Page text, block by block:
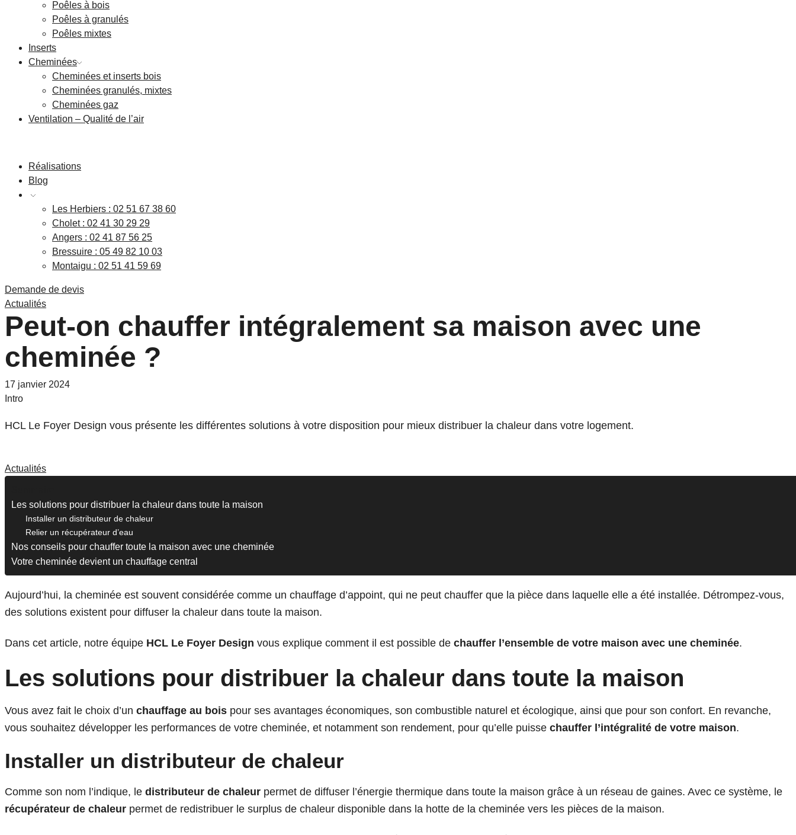
Poêles à bois
Poêles à granulés
Poêles mixtes
Inserts
Cheminées
Cheminées et inserts bois
Cheminées granulés, mixtes
Cheminées gaz
Ventilation – Qualité de l’air
Réalisations
Blog
Les Herbiers : 02 51 67 38 60
Cholet : 02 41 30 29 29
Angers : 02 41 87 56 25
Bressuire : 05 49 82 10 03
Montaigu : 02 51 41 59 69
Demande de devis
Actualités
Peut-on chauffer intégralement sa maison avec une
cheminée ?
17 janvier 2024
Intro
HCL Le Foyer Design vous présente les différentes solutions à votre disposition pour mieux distribuer la chaleur dans votre logement.
Actualités
Les solutions pour distribuer la chaleur dans toute la maison
Installer un distributeur de chaleur
Relier un récupérateur d’eau
Nos conseils pour chauffer toute la maison avec une cheminée
Votre cheminée devient un chauffage central
Aujourd’hui, la cheminée est souvent considérée comme un chauffage d’appoint, qui ne peut chauffer que la pièce dans laquelle elle a été installée. Détrompez-vous,
des solutions existent pour diffuser la chaleur dans toute la maison.
Dans cet article, notre équipe HCL Le Foyer Design vous explique comment il est possible de chauffer l’ensemble de votre maison avec une cheminée.
Les solutions pour distribuer la chaleur dans toute la maison
Vous avez fait le choix d’un chauffage au bois pour ses avantages économiques, son combustible naturel et écologique, ainsi que pour son confort. En revanche,
vous souhaitez développer les performances de votre cheminée, et notamment son rendement, pour qu’elle puisse chauffer l’intégralité de votre maison.
Installer un distributeur de chaleur
Comme son nom l’indique, le distributeur de chaleur permet de diffuser l’énergie thermique dans toute la maison grâce à un réseau de gaines. Avec ce système, le
récupérateur de chaleur permet de redistribuer le surplus de chaleur disponible dans la hotte de la cheminée vers les pièces de la maison.